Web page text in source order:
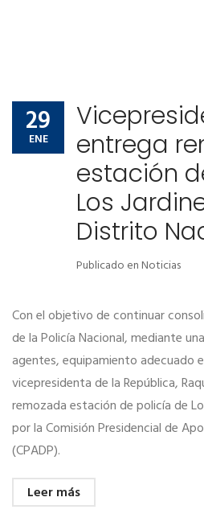
29
ENE
entrega
estación
Los
Distrito
Publicado enNoticias
Con el objetivo de continuar
de la Policía Nacional, mediante
agentes, equipamiento adecuado
vicepresidenta de la República,
remozada estación de policía de
por la Comisión Presidencial de
(CPADP).
Leer más